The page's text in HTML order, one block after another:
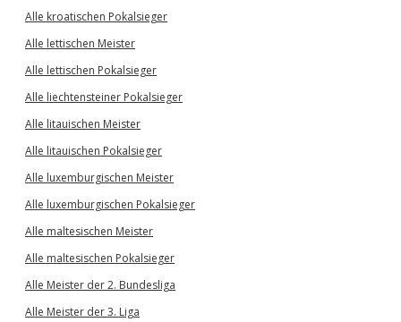
Alle kroatischen Pokalsieger
Alle lettischen Meister
Alle lettischen Pokalsieger
Alle liechtensteiner Pokalsieger
Alle litauischen Meister
Alle litauischen Pokalsieger
Alle luxemburgischen Meister
Alle luxemburgischen Pokalsieger
Alle maltesischen Meister
Alle maltesischen Pokalsieger
Alle Meister der 2. Bundesliga
Alle Meister der 3. Liga